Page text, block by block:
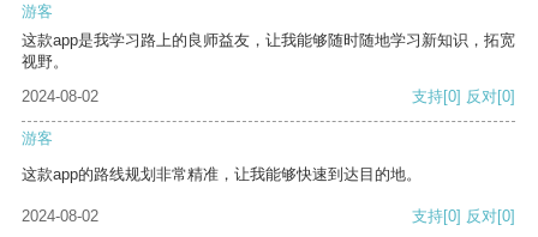
游客
这款app是我学习路上的良师益友，让我能够随时随地学习新知识，拓宽
视野。
2024-08-02
支持[0] 反对[0]
游客
这款app的路线规划非常精准，让我能够快速到达目的地。
2024-08-02 支持[0] 反对[0]